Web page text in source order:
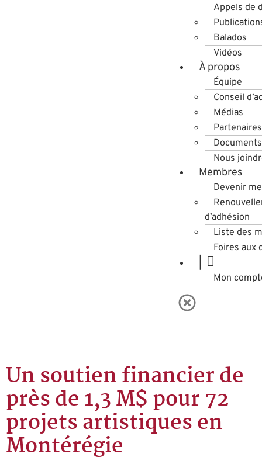
Appels de
Balados
Vidéos
À propos
Équipe
Conseil
Médias
Partenaires
Documents
Nous
Membres
Devenir
d’adhésion
Liste des
Foires aux
Mon
Un soutien financier de
près de 1,3 M$ pour 72
projets artistiques en
Montérégie